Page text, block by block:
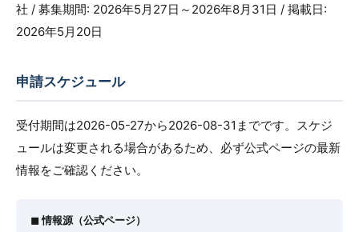
社 / 募集期間: 2026年5月27日～2026年8月31日 / 掲載日:
2026年5月20日
申請スケジュール
受付期間は2026-05-27から2026-08-31までです。スケジ
ュールは変更される場合があるため、必ず公式ページの最新
情報をご確認ください。
◼︎ 情報源（公式ページ）